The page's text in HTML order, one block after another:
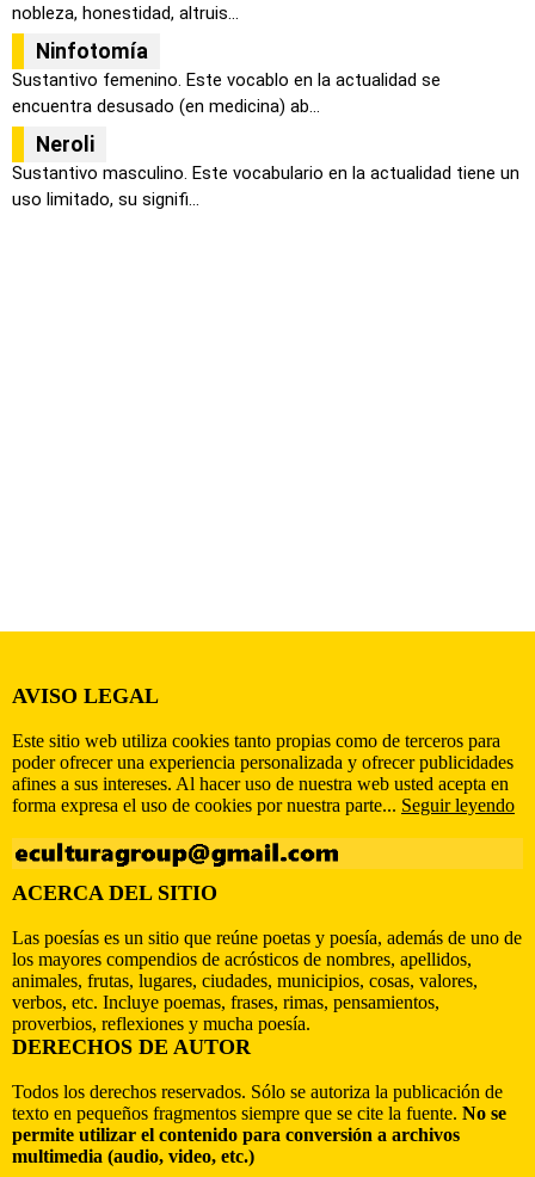
nobleza, honestidad, altruis...
Ninfotomía
Sustantivo femenino. Este vocablo en la actualidad se
encuentra desusado (en medicina) ab...
Neroli
Sustantivo masculino. Este vocabulario en la actualidad tiene un
uso limitado, su signifi...
AVISO LEGAL
Este sitio web utiliza cookies tanto propias como de terceros para
poder ofrecer una experiencia personalizada y ofrecer publicidades
afines a sus intereses. Al hacer uso de nuestra web usted acepta en
forma expresa el uso de cookies por nuestra parte... Seguir leyendo
ACERCA DEL SITIO
Las poesías es un sitio que reúne poetas y poesía, además de uno de
los mayores compendios de acrósticos de nombres, apellidos,
animales, frutas, lugares, ciudades, municipios, cosas, valores,
verbos, etc. Incluye poemas, frases, rimas, pensamientos,
proverbios, reflexiones y mucha poesía.
DERECHOS DE AUTOR
Todos los derechos reservados. Sólo se autoriza la publicación de
texto en pequeños fragmentos siempre que se cite la fuente. No se
permite utilizar el contenido para conversión a archivos
multimedia (audio, video, etc.)